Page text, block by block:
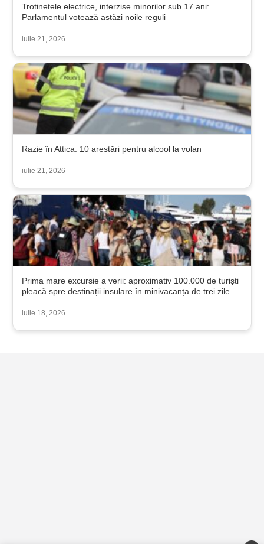
Trotinetele electrice, interzise minorilor sub 17 ani:
Parlamentul votează astăzi noile reguli
iulie 21, 2026
Razie în Attica: 10 arestări pentru alcool la volan
iulie 21, 2026
Prima mare excursie a verii: aproximativ 100.000 de turiști
pleacă spre destinații insulare în minivacanța de trei zile
iulie 18, 2026